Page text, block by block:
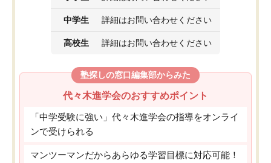
中学生 詳細はお問い合わせください
高校生 詳細はお問い合わせください
塾探しの窓口編集部からみた
代々木進学会のおすすめポイント
「中学受験に強い」代々木進学会の指導をオンライ
ンで受けられる
マンツーマンだからあらゆる学習目標に対応可能！